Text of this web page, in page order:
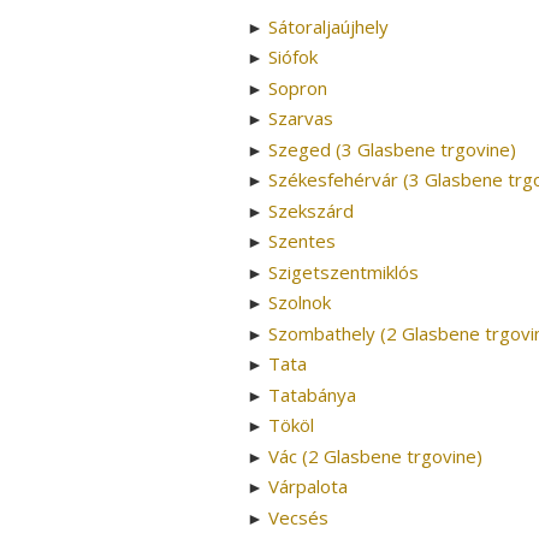
► Sátoraljaújhely
► Siófok
► Sopron
► Szarvas
► Szeged (3 Glasbene trgovine)
► Székesfehérvár (3 Glasbene
► Szekszárd
► Szentes
► Szigetszentmiklós
► Szolnok
► Szombathely (2 Glasbene
► Tata
► Tatabánya
► Tököl
► Vác (2 Glasbene trgovine)
► Várpalota
► Vecsés